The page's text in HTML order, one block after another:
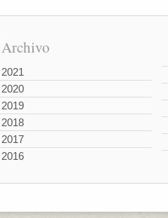
Archivo
2021
2020
2019
2018
2017
2016